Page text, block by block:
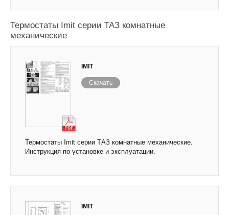
Термостаты Imit серии ТАЗ комнатные
механические
IMIT
Скачать
Термостаты Imit серии ТАЗ комнатные механические.
Инструкция по установке и эксплуатации.
IMIT